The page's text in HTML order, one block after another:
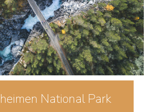
National Park